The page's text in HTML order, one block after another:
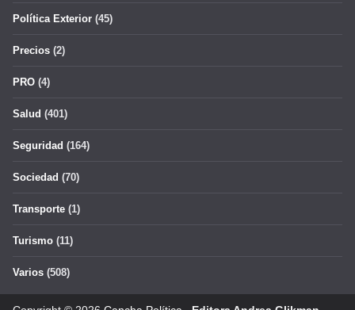
Política Exterior (45)
Precios (2)
PRO (4)
Salud (401)
Seguridad (164)
Sociedad (70)
Transporte (1)
Turismo (11)
Varios (508)